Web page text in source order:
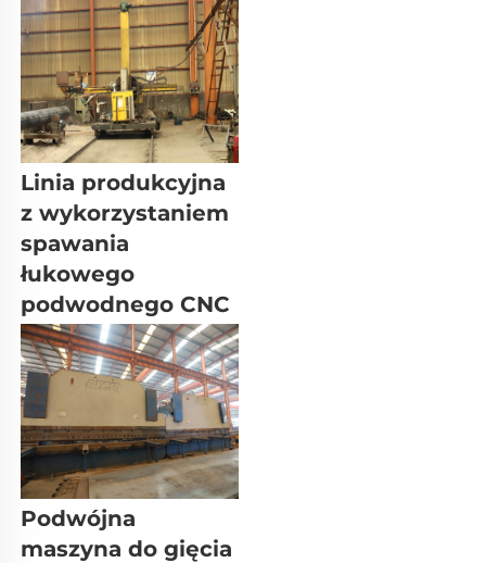
Linia produkcyjna
z wykorzystaniem
spawania
łukowego
podwodnego CNC
Podwójna
maszyna do gięcia